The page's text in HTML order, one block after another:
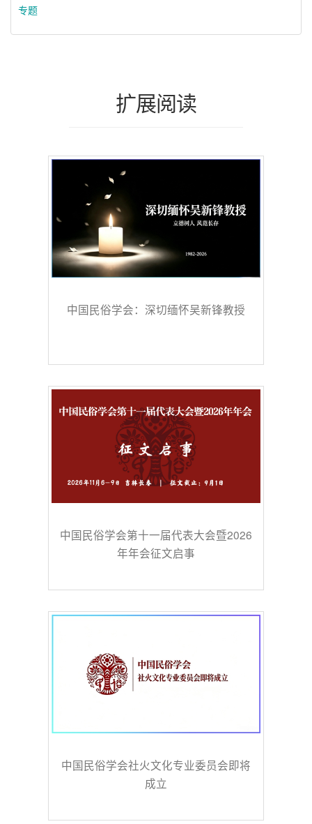
专题
扩展阅读
中国民俗学会：深切缅怀吴新锋教授
中国民俗学会第十一届代表大会暨2026
年年会征文启事
中国民俗学会社火文化专业委员会即将
成立